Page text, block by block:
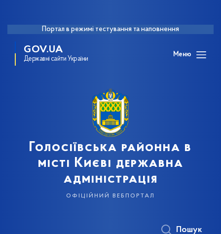
Портал в режимі тестування та наповнення
GOV.UA
Державні сайти України
Меню
Голосіївська районна в
місті Києві державна
адміністрація
офіційний вебпортал
Пошук